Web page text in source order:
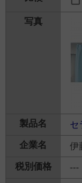
セ
伊
---